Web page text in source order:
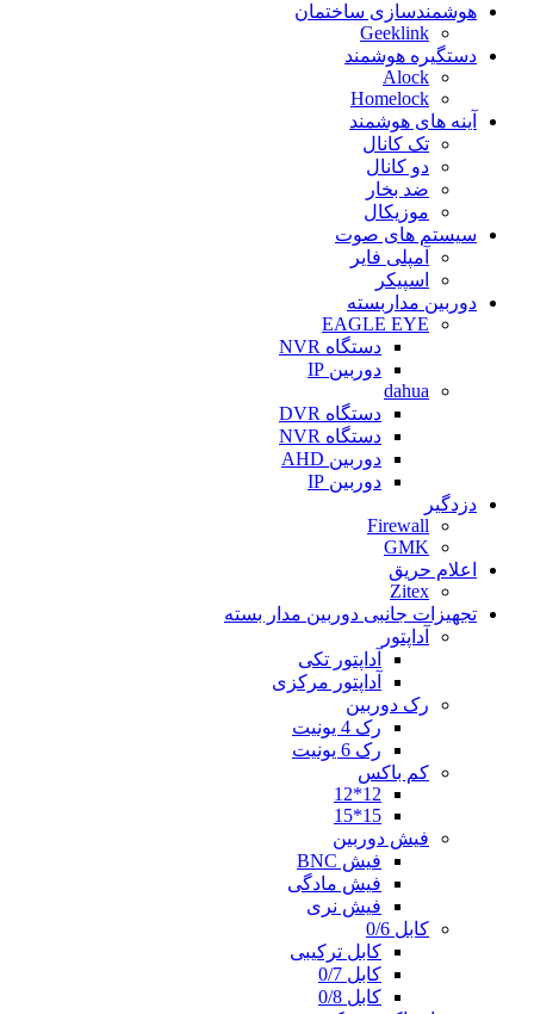
هوشمندسازی ساختمان
Geeklink
دستگیره هوشمند
Alock
Homelock
آینه های هوشمند
تک کانال
دو کانال
ضد بخار
موزیکال
سیستم های صوت
آمپلی فایر
اسپیکر
دوربین مداربسته
EAGLE EYE
دستگاه NVR
دوربین IP
dahua
دستگاه DVR
دستگاه NVR
دوربین AHD
دوربین IP
دزدگیر
Firewall
GMK
اعلام حریق
Zitex
تجهیزات جانبی دوربین مدار بسته
آداپتور
آداپتور تکی
آداپتور مرکزی
رک دوربین
رک 4 یونیت
رک 6 یونیت
کم باکس
12*12
15*15
فیش دوربین
فیش BNC
فیش مادگی
فیش نری
کابل 0/6
کابل ترکیبی
کابل 0/7
کابل 0/8